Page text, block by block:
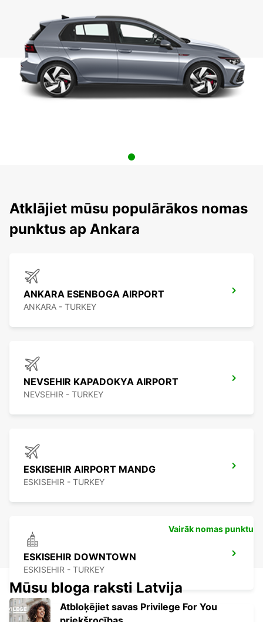
Atklājiet mūsu populārākos nomas
punktus ap Ankara
ANKARA ESENBOGA AIRPORT
ANKARA - TURKEY
NEVSEHIR KAPADOKYA AIRPORT
NEVSEHIR - TURKEY
ESKISEHIR AIRPORT MANDG
ESKISEHIR - TURKEY
ESKISEHIR DOWNTOWN
ESKISEHIR - TURKEY
Vairāk nomas punktu
Mūsu bloga raksti Latvija
Atbloķējiet savas Privilege For You